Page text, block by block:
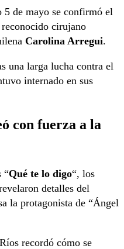
5 de mayo se confirmó el
cirujano
Carolina Arregui.
una larga lucha contra el
internado en sus
con fuerza a la
“Qué te lo digo“, los
detalles del
la protagonista de “Ángel
recordó cómo se